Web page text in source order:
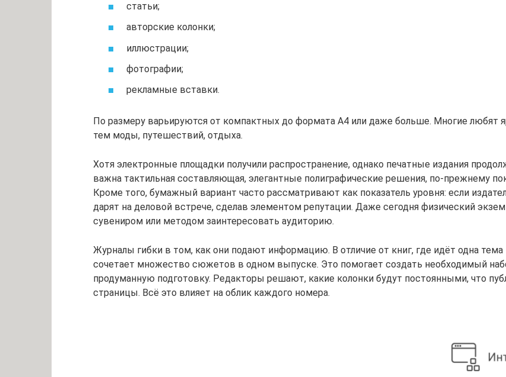
статьи;
авторские колонки;
иллюстрации;
фотографии;
рекламные вставки.
По размеру варьируются от компактных до формата А4 или даже больше. Многие любят
тем моды, путешествий, отдыха.
Хотя электронные площадки получили распространение, однако печатные издания
важна тактильная составляющая, элегантные полиграфические решения, по-прежнему
Кроме того, бумажный вариант часто рассматривают как показатель уровня: если
дарят на деловой встрече, сделав элементом репутации. Даже сегодня физический
сувениром или методом заинтересовать аудиторию.
Журналы гибки в том, как они подают информацию. В отличие от книг, где идёт одна
сочетает множество сюжетов в одном выпуске. Это помогает создать необходимый
продуманную подготовку. Редакторы решают, какие колонки будут постоянными, что
страницы. Всё это влияет на облик каждого номера.